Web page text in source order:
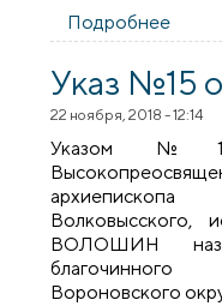
Подробнее
Указ №15
22 ноября, 2018 - 12:14
Указом
Волковысского,
ВОЛОШИН
Вороновского